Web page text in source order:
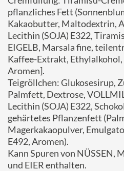
pflanzliches Fett
Kakaobutter, Maltodextrin,
Lecithin (SOJA) E322,
EIGELB, Marsala fine,
Kaffee-Extrakt,
Aromen].
Teigröllchen: Glukosesirup,
Palmfett, Dextrose,
Lecithin (SOJA) E322,
gehärtetes Pflanzenfett
Magerkakaopulver,
E492, Aromen).
Kann Spuren von NÜSSEN,
und EIER enthalten.